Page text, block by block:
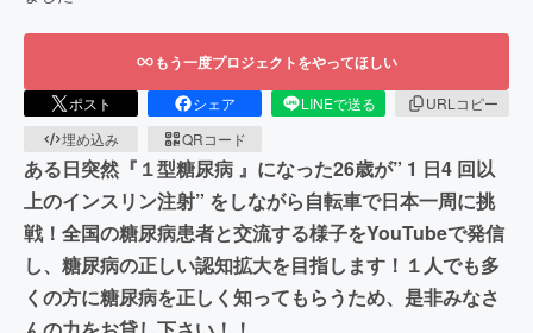
もう一度プロジェクトをやってほしい
ポスト シェア LINEで送る
URLコピー
埋め込み
QRコード
ある日突然『１型糖尿病 』になった26歳が” 1 日4 回以
上のインスリン注射” をしながら自転車で日本一周に挑
戦！全国の糖尿病患者と交流する様子をYouTubeで発信
し、糖尿病の正しい認知拡大を目指します！１人でも多
くの方に糖尿病を正しく知ってもらうため、是非みなさ